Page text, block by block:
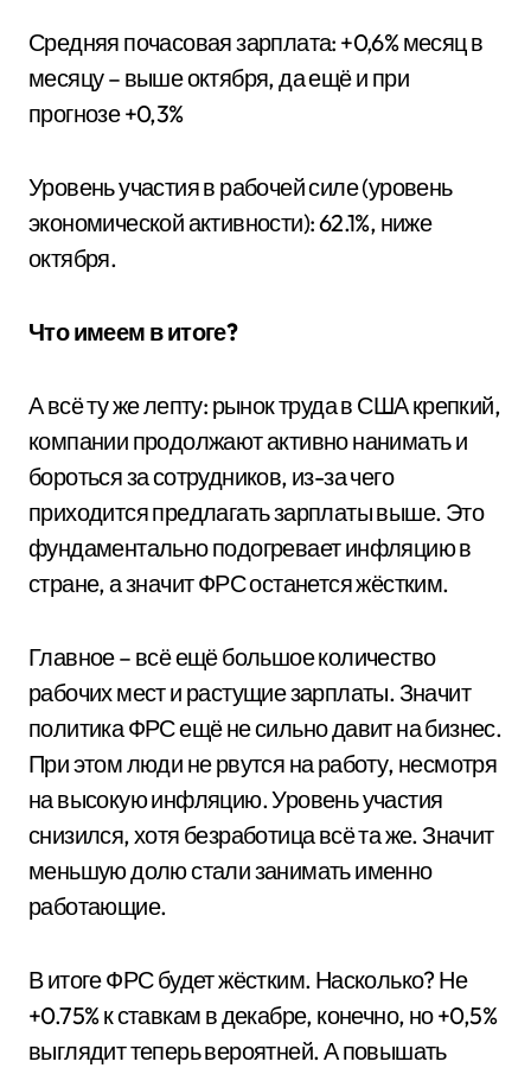
Средняя почасовая зарплата: +0,6% месяц в
месяцу – выше октября, да ещё и при
прогнозе +0,3%
Уровень участия в рабочей силе (уровень
экономической активности): 62.1%, ниже
октября.
Что имеем в итоге?
А всё ту же лепту: рынок труда в США крепкий,
компании продолжают активно нанимать и
бороться за сотрудников, из-за чего
приходится предлагать зарплаты выше. Это
фундаментально подогревает инфляцию в
стране, а значит ФРС останется жёстким.
Главное – всё ещё большое количество
рабочих мест и растущие зарплаты. Значит
политика ФРС ещё не сильно давит на бизнес.
При этом люди не рвутся на работу, несмотря
на высокую инфляцию. Уровень участия
снизился, хотя безработица всё та же. Значит
меньшую долю стали занимать именно
работающие.
В итоге ФРС будет жёстким. Насколько? Не
+0.75% к ставкам в декабре, конечно, но +0,5%
выглядит теперь вероятней. А повышать